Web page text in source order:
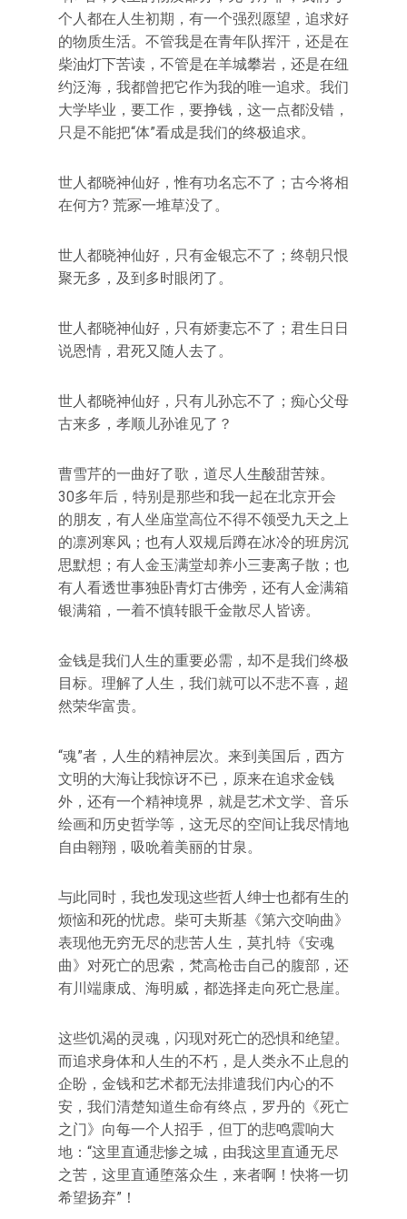
个人都在人生初期，有一个强烈愿望，追求好
的物质生活。不管我是在青年队挥汗，还是在
柴油灯下苦读，不管是在羊城攀岩，还是在纽
约泛海，我都曾把它作为我的唯一追求。我们
大学毕业，要工作，要挣钱，这一点都没错，
只是不能把“体”看成是我们的终极追求。
世人都晓神仙好，惟有功名忘不了；古今将相
在何方? 荒冢一堆草没了。
世人都晓神仙好，只有金银忘不了；终朝只恨
聚无多，及到多时眼闭了。
世人都晓神仙好，只有娇妻忘不了；君生日日
说恩情，君死又随人去了。
世人都晓神仙好，只有儿孙忘不了；痴心父母
古来多，孝顺儿孙谁见了？
曹雪芹的一曲好了歌，道尽人生酸甜苦辣。
30多年后，特别是那些和我一起在北京开会
的朋友，有人坐庙堂高位不得不领受九天之上
的凛冽寒风；也有人双规后蹲在冰冷的班房沉
思默想；有人金玉满堂却养小三妻离子散；也
有人看透世事独卧青灯古佛旁，还有人金满箱
银满箱，一着不慎转眼千金散尽人皆谤。
金钱是我们人生的重要必需，却不是我们终极
目标。理解了人生，我们就可以不悲不喜，超
然荣华富贵。
“魂”者，人生的精神层次。来到美国后，西方
文明的大海让我惊讶不已，原来在追求金钱
外，还有一个精神境界，就是艺术文学、音乐
绘画和历史哲学等，这无尽的空间让我尽情地
自由翱翔，吸吮着美丽的甘泉。
与此同时，我也发现这些哲人绅士也都有生的
烦恼和死的忧虑。柴可夫斯基《第六交响曲》
表现他无穷无尽的悲苦人生，莫扎特《安魂
曲》对死亡的思索，梵高枪击自己的腹部，还
有川端康成、海明威，都选择走向死亡悬崖。
这些饥渴的灵魂，闪现对死亡的恐惧和绝望。
而追求身体和人生的不朽，是人类永不止息的
企盼，金钱和艺术都无法排遣我们内心的不
安，我们清楚知道生命有终点，罗丹的《死亡
之门》向每一个人招手，但丁的悲鸣震响大
地：“这里直通悲惨之城，由我这里直通无尽
之苦，这里直通堕落众生，来者啊！快将一切
希望扬弃”！